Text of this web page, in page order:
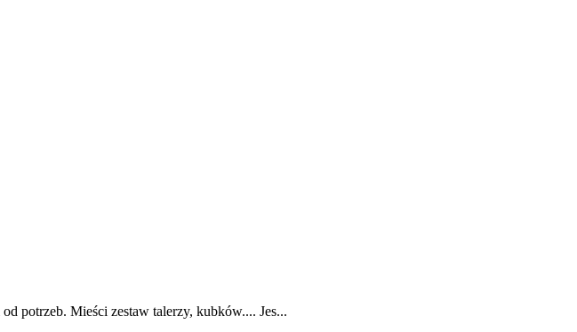
potrzeb. Mieści zestaw talerzy, kubków.... Jes...